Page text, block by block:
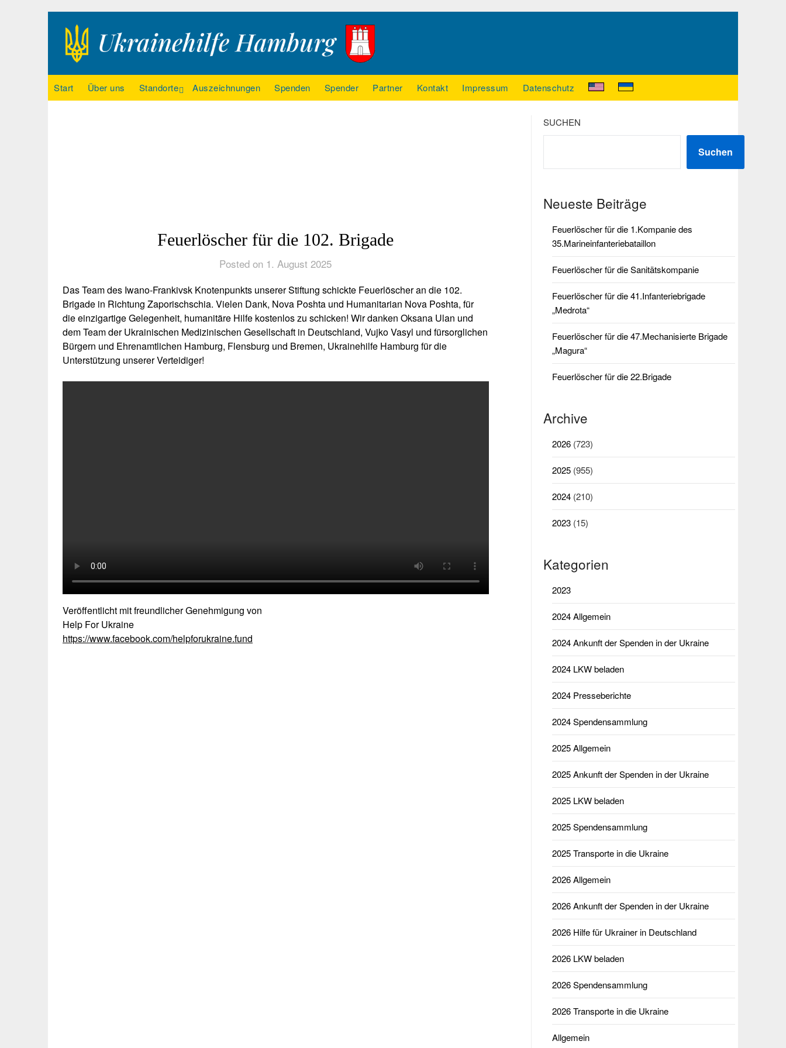
Ukrainehilfe Hamburg
Start Über uns Standorte Auszeichnungen Spenden Spender Partner Kontakt Impressum Datenschutz
Feuerlöscher für die 102. Brigade
Posted on 1. August 2025
Das Team des Iwano-Frankivsk Knotenpunkts unserer Stiftung schickte Feuerlöscher an die 102.
Brigade in Richtung Zaporischschia. Vielen Dank, Nova Poshta und Humanitarian Nova Poshta, für
die einzigartige Gelegenheit, humanitäre Hilfe kostenlos zu schicken! Wir danken Oksana Ulan und
dem Team der Ukrainischen Medizinischen Gesellschaft in Deutschland, Vujko Vasyl und fürsorglichen
Bürgern und Ehrenamtlichen Hamburg, Flensburg und Bremen, Ukrainehilfe Hamburg für die
Unterstützung unserer Verteidiger!
Veröffentlicht mit freundlicher Genehmigung von
Help For Ukraine
https://www.facebook.com/helpforukraine.fund
SUCHEN
Suchen
Neueste Beiträge
Feuerlöscher für die 1.Kompanie des
35.Marineinfanteriebataillon
Feuerlöscher für die Sanitätskompanie
Feuerlöscher für die 41.Infanteriebrigade
„Medrota“
Feuerlöscher für die 47.Mechanisierte Brigade
„Magura“
Feuerlöscher für die 22.Brigade
Archive
2026(723)
2025(955)
2024(210)
2023(15)
Kategorien
2023
2024 Allgemein
2024 Ankunft der Spenden in der Ukraine
2024 LKW beladen
2024 Presseberichte
2024 Spendensammlung
2025 Allgemein
2025 Ankunft der Spenden in der Ukraine
2025 LKW beladen
2025 Spendensammlung
2025 Transporte in die Ukraine
2026 Allgemein
2026 Ankunft der Spenden in der Ukraine
2026 Hilfe für Ukrainer in Deutschland
2026 LKW beladen
2026 Spendensammlung
2026 Transporte in die Ukraine
Allgemein